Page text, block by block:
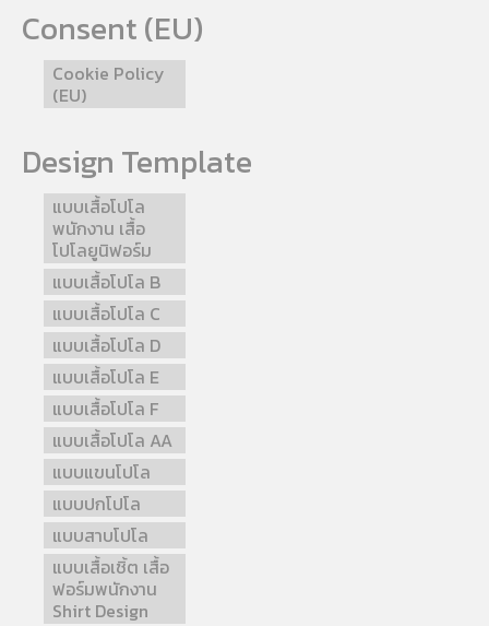
Consent (EU)
Cookie Policy
(EU)
Design Template
แบบเสื้อโปโล
พนักงาน เสื้อ
โปโลยูนิฟอร์ม
แบบเสื้อโปโล B
แบบเสื้อโปโล C
แบบเสื้อโปโล D
แบบเสื้อโปโล E
แบบเสื้อโปโล F
แบบเสื้อโปโล AA
แบบแขนโปโล
แบบปกโปโล
แบบสาบโปโล
แบบเสื้อเชิ้ต เสื้อ
ฟอร์มพนักงาน
Shirt Design